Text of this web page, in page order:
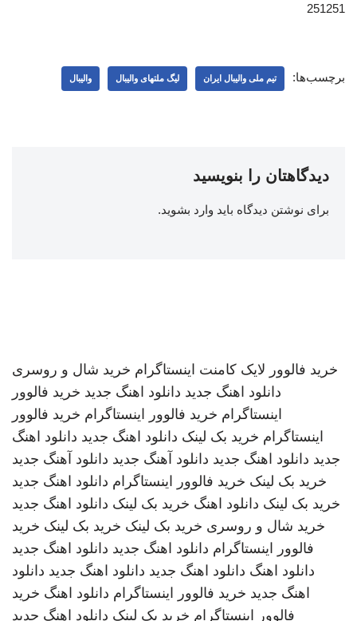
251251
برچسب‌ها: تیم ملی والیبال ایران لیگ ملتهای والیبال والیبال
دیدگاهتان را بنویسید
برای نوشتن دیدگاه باید وارد بشوید.
خرید فالوور لایک کامنت اینستاگرام خرید شال و روسری
دانلود اهنگ جدید دانلود اهنگ جدید خرید فالوور
اینستاگرام خرید فالوور اینستاگرام خرید فالوور
اینستاگرام خرید بک لینک دانلود اهنگ جدید دانلود اهنگ
جدید دانلود اهنگ جدید دانلود آهنگ جدید دانلود آهنگ جدید
خرید بک لینک خرید فالوور اینستاگرام دانلود اهنگ جدید
خرید بک لینک دانلود اهنگ خرید بک لینک دانلود اهنگ جدید
خرید شال و روسری خرید بک لینک خرید بک لینک خرید
فالوور اینستاگرام دانلود اهنگ جدید دانلود اهنگ جدید
دانلود اهنگ دانلود اهنگ جدید دانلود اهنگ جدید دانلود
اهنگ جدید خرید فالوور اینستاگرام دانلود اهنگ خرید
فالوور اینستاگرام خرید بک لینک دانلود اهنگ جدید